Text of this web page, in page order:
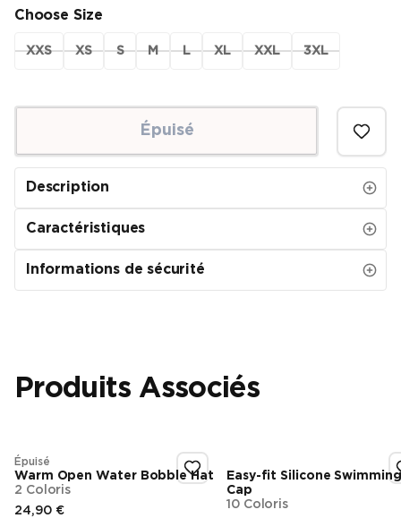
Choose Size
XXS XS S M L XL XXL 3XL
Épuisé
Description
Caractéristiques
Informations de sécurité
Produits Associés
Épuisé
Warm Open Water Bobble Hat
2 Coloris
24,90 €
Easy-fit Silicone Swimming
Cap
10 Coloris